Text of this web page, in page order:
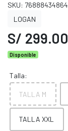
SKU:
LOGAN
S/ 299.00
Disponible
Talla:
TALLA M
TALLA XXL